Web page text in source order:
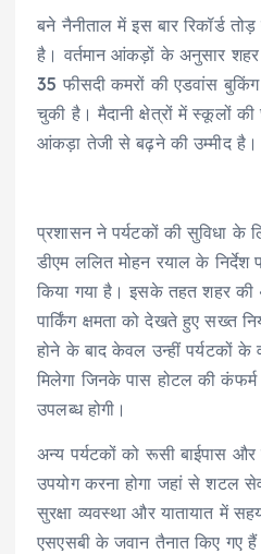
बने नैनीताल में इस बार रिकॉर्ड
है। वर्तमान आंकड़ों के अनुसार
35 फीसदी कमरों की एडवांस
चुकी है। मैदानी क्षेत्रों में स्कूलों
आंकड़ा तेजी से बढ़ने की उम्मीद है।
प्रशासन ने पर्यटकों की सुविधा के
डीएम ललित मोहन रयाल के निर्देश
किया गया है। इसके तहत शहर की
पार्किंग क्षमता को देखते हुए सख्त
होने के बाद केवल उन्हीं पर्यटकों के
मिलेगा जिनके पास होटल की कंफर्म
उपलब्ध होगी।
अन्य पर्यटकों को रूसी बाईपास और
उपयोग करना होगा जहां से शटल
सुरक्षा व्यवस्था और यातायात में
एसएसबी के जवान तैनात किए गए